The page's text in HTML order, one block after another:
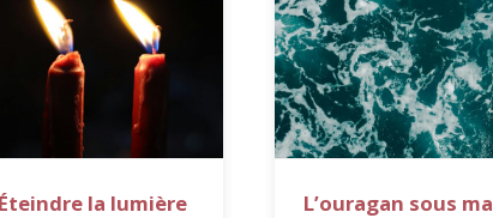
la lumière
L’ouragan sous ma